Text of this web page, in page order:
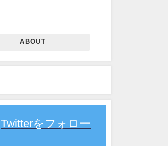
ABOUT
Twitterをフォロー